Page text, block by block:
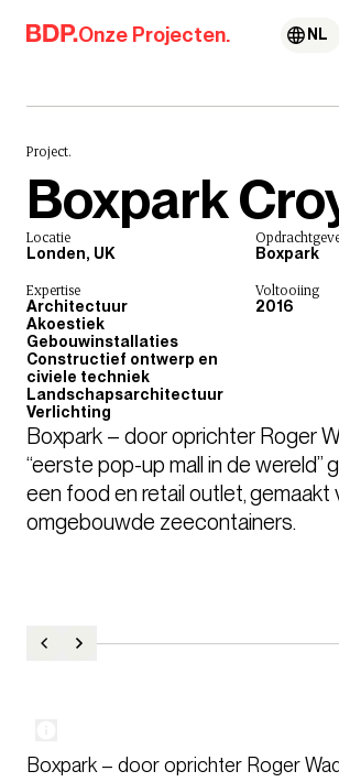
Skip to content
Onze Projecten. NL
Project.
Boxpark
Locatie
Londen, UK Boxpark
Expertise
Architectuur
Akoestiek
Gebouwinstallaties
Constructief ontwerp en
civiele techniek
Landschapsarchitectuur
Verlichting
Voltooiing
2016
Boxpark – door oprichter Roger
“eerste pop-up mall in de wereld”
een food en retail outlet, gemaakt
Boxpark – door oprichter Roger